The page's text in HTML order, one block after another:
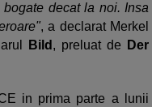
decat la noi. Insa
, a declarat Merkel
Bild , preluat de
Der
in prima parte a lunii